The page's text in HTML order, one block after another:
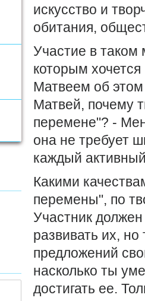
искусство и
обитания,
Участие в таком
которым
Матвеем об этом
Матвей, почему
перемене"? -
она не требует
каждый
Какими
перемены", по
Участник должен
развивать их,
предложений
насколько ты
достигать ее.